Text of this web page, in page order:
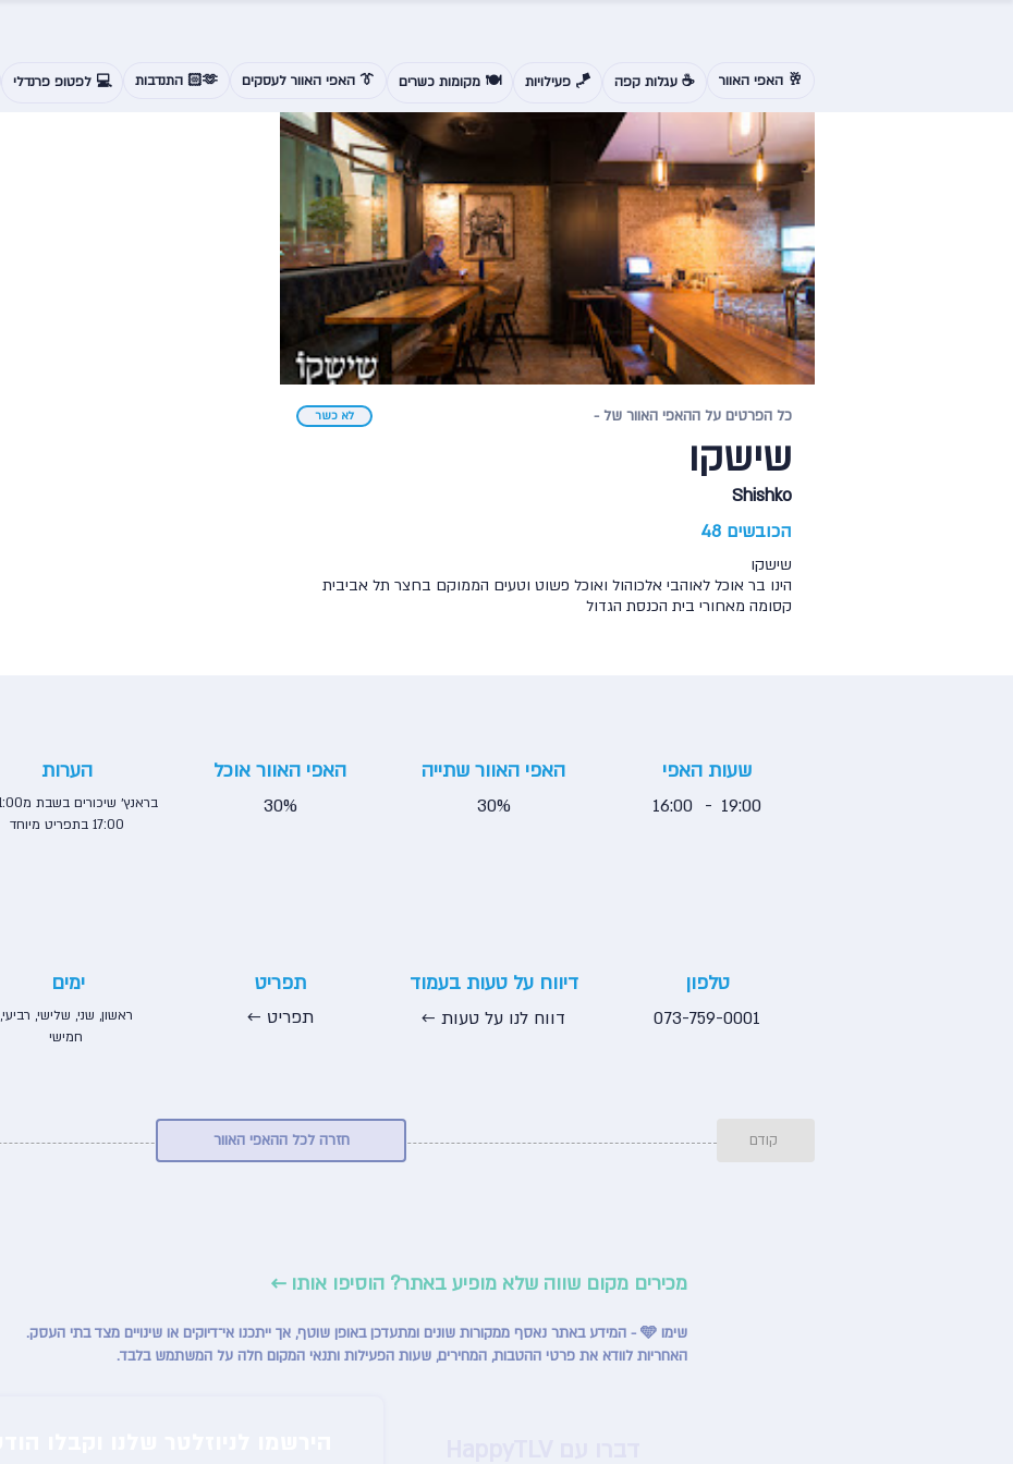
🥂 האפי האוור ☕ עגלות קפה 🪁 פעילויות 🍽️ מקומות כשרים 👔 האפי האוור לעסקים 🫶🏻 התנדבות 💻 לפטופ פרנדלי
לא כשר כל הפרטים על ההאפי האוור של -
שישקו
Shishko
הכובשים 48
שישקו
הינו בר אוכל לאוהבי אלכוהול ואוכל פשוט וטעים הממוקם בחצר תל אביבית
קסומה מאחורי בית הכנסת הגדול
הערות
17:00 בתפריט מיוחד
האפי האוור אוכל
30%
האפי האוור שתייה
30%
שעות האפי
16:00 19:00
-
ימים
ראשון, שני, שלישי, רביעי,
חמישי
תפריט
← תפריט
דיווח על טעות בעמוד
דווח לנו על טעות ←
טלפון
073-759-0001
חזרה לכל ההאפי האוור קודם
מכירים מקום שווה שלא מופיע באתר? הוסיפו אותו ←
שימו 🩵 - המידע באתר נאסף ממקורות שונים ומתעדכן באופן שוטף, אך ייתכנו אי־דיוקים או שינויים מצד בתי העסק.
האחריות לוודא את פרטי ההטבות, המחירים, שעות הפעילות ותנאי המקום חלה על המשתמש בלבד.